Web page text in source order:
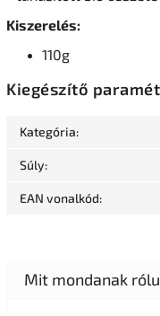
Kiszerelés:
110g
Kiegészítő
Kategória:
Súly:
EAN vonalkód: